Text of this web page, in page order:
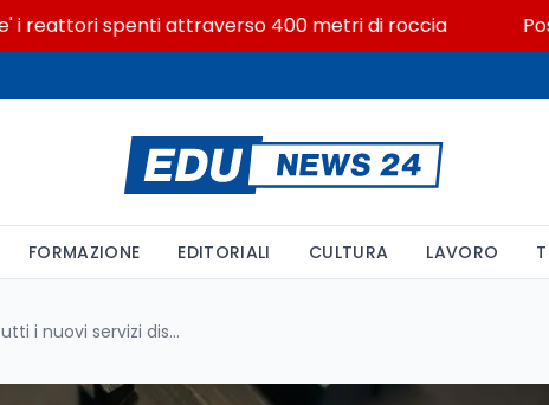
spenti attraverso 400 metri di roccia
FORMAZIONE EDITORIALI CULTURA LAVORO
Airbnb oltre gli alloggi: tutti i nuovi servizi disponibili nel 2026 nell'App